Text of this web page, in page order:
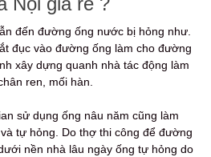
đến đường ống nước bị hỏng như.
đục vào đường ống làm cho đường
xây dựng quanh nhà tác động làm
ren, mối hàn.
sử dụng ống nâu năm cũng làm
tự hỏng. Do thợ thi công để đường
nền nhà lâu ngày ống tự hỏng do